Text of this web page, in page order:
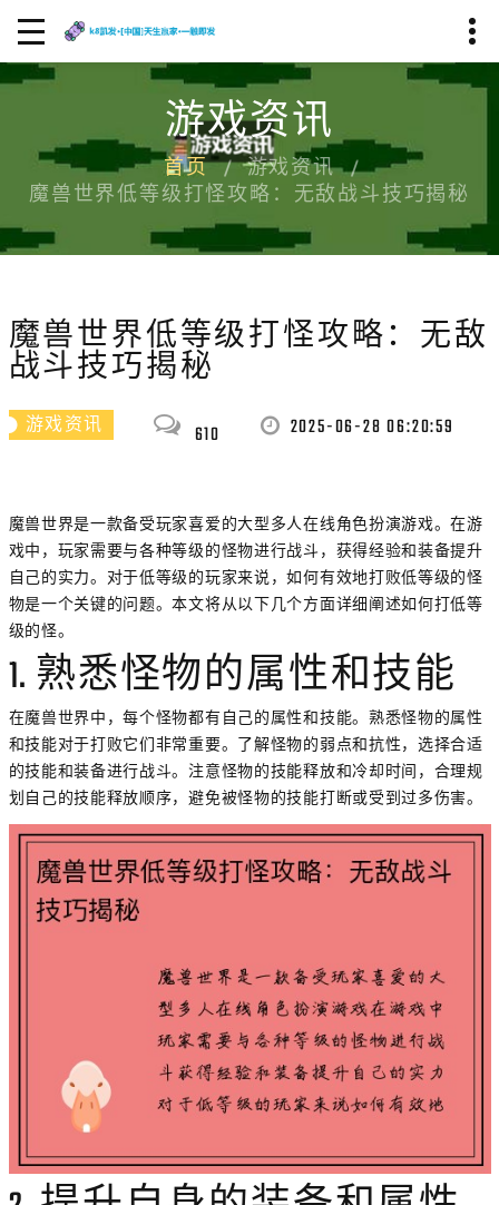
游戏资讯
首页
游戏资讯
魔兽世界低等级打怪攻略：无敌战斗技巧揭秘
魔兽世界低等级打怪攻略：无敌
战斗技巧揭秘
游戏资讯 610 2025-06-28 06:20:59
魔兽世界是一款备受玩家喜爱的大型多人在线角色扮演游戏。在游
戏中，玩家需要与各种等级的怪物进行战斗，获得经验和装备提升
自己的实力。对于低等级的玩家来说，如何有效地打败低等级的怪
物是一个关键的问题。本文将从以下几个方面详细阐述如何打低等
级的怪。
1. 熟悉怪物的属性和技能
在魔兽世界中，每个怪物都有自己的属性和技能。熟悉怪物的属性
和技能对于打败它们非常重要。了解怪物的弱点和抗性，选择合适
的技能和装备进行战斗。注意怪物的技能释放和冷却时间，合理规
划自己的技能释放顺序，避免被怪物的技能打断或受到过多伤害。